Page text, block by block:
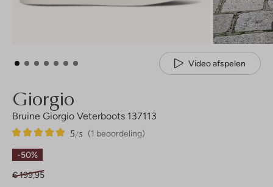
Video afspelen
Giorgio
Bruine Giorgio Veterboots 137113
(1 beoordeling)
5/5
1
5
Sterren
-50%
€ 199,95